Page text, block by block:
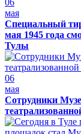
мая
Специальный
мая 1945 года
Тулы
06
мая
Сотрудники